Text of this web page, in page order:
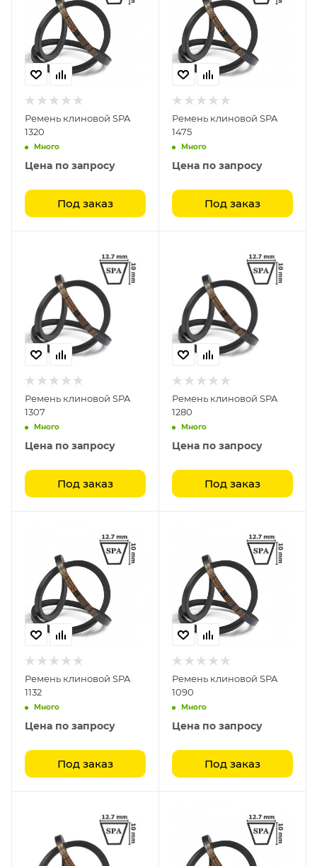
Ремень клиновой SPA
1320
Много
Цена по запросу
Под заказ
Ремень клиновой SPA
1475
Много
Цена по запросу
Под заказ
Ремень клиновой SPA
1307
Много
Цена по запросу
Под заказ
Ремень клиновой SPA
1280
Много
Цена по запросу
Под заказ
Ремень клиновой SPA
1132
Много
Цена по запросу
Под заказ
Ремень клиновой SPA
1090
Много
Цена по запросу
Под заказ